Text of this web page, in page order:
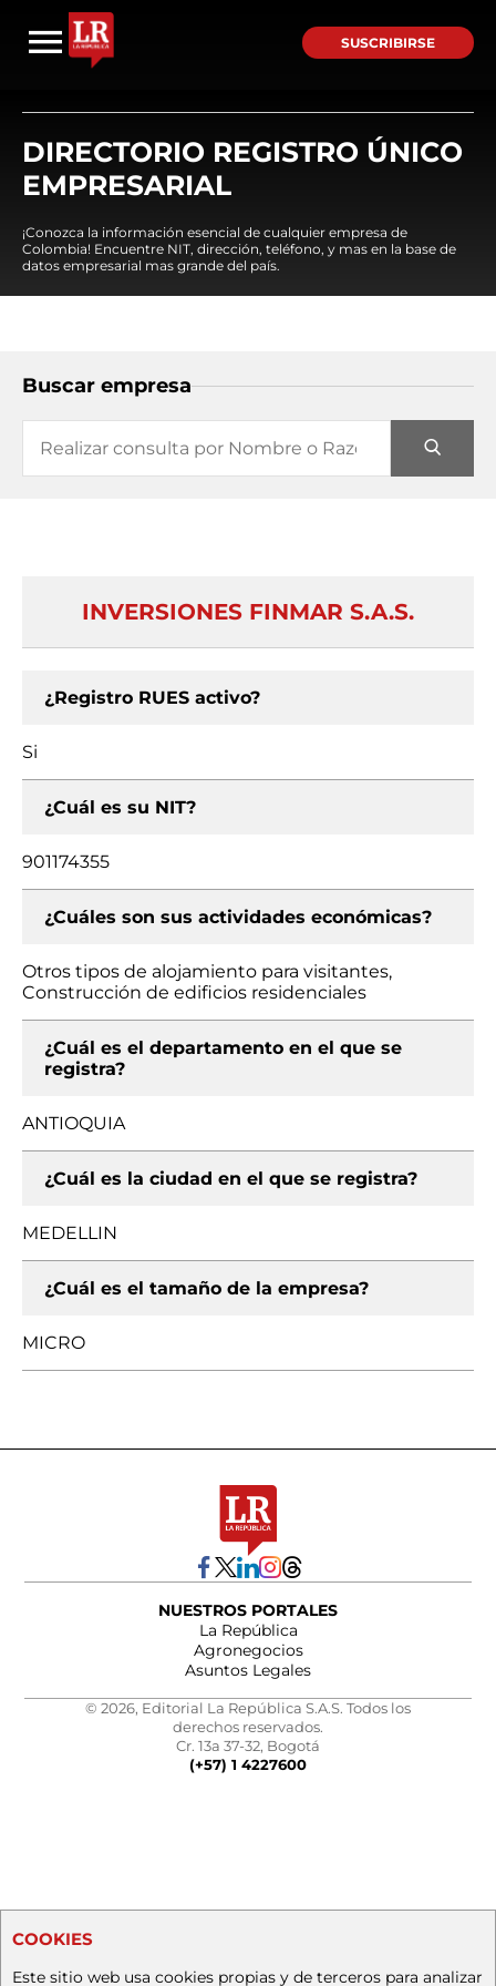
SUSCRIBIRSE
DIRECTORIO REGISTRO ÚNICO
EMPRESARIAL
¡Conozca la información esencial de cualquier empresa de
Colombia! Encuentre NIT, dirección, teléfono, y mas en la base de
datos empresarial mas grande del país.
Buscar empresa
INVERSIONES FINMAR S.A.S.
¿Registro RUES activo?
Si
¿Cuál es su NIT?
901174355
¿Cuáles son sus actividades económicas?
Otros tipos de alojamiento para visitantes,
Construcción de edificios residenciales
¿Cuál es el departamento en el que se
registra?
ANTIOQUIA
¿Cuál es la ciudad en el que se registra?
MEDELLIN
¿Cuál es el tamaño de la empresa?
MICRO
NUESTROS PORTALES
La República
Agronegocios
Asuntos Legales
© 2026, Editorial La República S.A.S. Todos los
derechos reservados.
Cr. 13a 37-32, Bogotá
(+57) 1 4227600
COOKIES
Este sitio web usa cookies propias y de terceros para analizar